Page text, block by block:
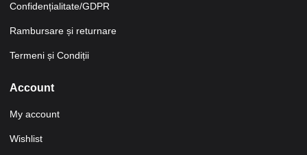
Confidențialitate/GDPR
Rambursare și returnare
Termeni și Condiții
Account
My account
Wishlist